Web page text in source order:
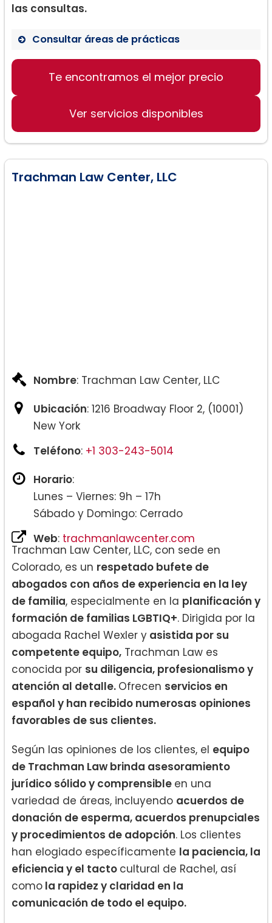
las consultas.
Consultar áreas de prácticas
Recuperación de salarios
Derecho laboral
Te encontramos el mejor precio
Ver servicios disponibles
Trachman Law Center, LLC
Nombre: Trachman Law Center, LLC
Ubicación: 1216 Broadway Floor 2, (10001)
New York
Teléfono: +1 303-243-5014
Horario:
Lunes – Viernes: 9h – 17h
Sábado y Domingo: Cerrado
Web: trachmanlawcenter.com
Trachman Law Center, LLC, con sede en
Colorado, es un respetado bufete de
abogados con años de experiencia en la ley
de familia, especialmente en la planificación y
formación de familias LGBTIQ+. Dirigida por la
abogada Rachel Wexler y asistida por su
competente equipo, Trachman Law es
conocida por su diligencia, profesionalismo y
atención al detalle. Ofrecen servicios en
español y han recibido numerosas opiniones
favorables de sus clientes.
Según las opiniones de los clientes, el equipo
de Trachman Law brinda asesoramiento
jurídico sólido y comprensible en una
variedad de áreas, incluyendo acuerdos de
donación de esperma, acuerdos prenupciales
y procedimientos de adopción. Los clientes
han elogiado específicamente la paciencia, la
eficiencia y el tacto cultural de Rachel, así
como la rapidez y claridad en la
comunicación de todo el equipo.